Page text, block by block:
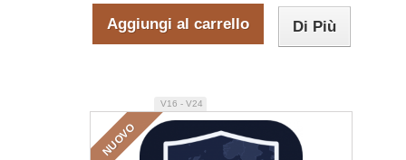
Aggiungi al carrello Di Più
NUOVO
V16 - V24